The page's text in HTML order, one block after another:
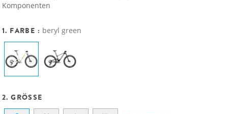
Komponenten
1. FARBE : beryl green
2. GRÖSSE